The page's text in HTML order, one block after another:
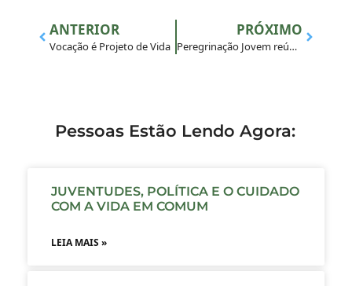
ANTERIOR
Vocação é Projeto de Vida
PRÓXIMO
Peregrinação Jovem reúne juventudes em Anchieta
Pessoas Estão Lendo Agora:
JUVENTUDES, POLÍTICA E O CUIDADO
COM A VIDA EM COMUM
LEIA MAIS »